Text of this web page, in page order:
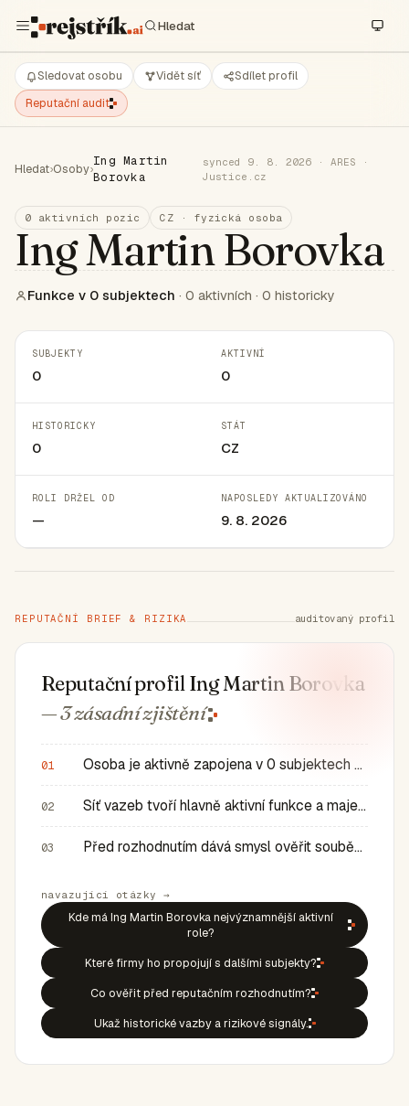
Sledovat osobu Vidět síť
Sdílet profil
Reputační audit
Hledat›Osoby›
Ing Martin
Borovka
synced 9. 8. 2026 · ARES ·
Justice.cz
0 aktivních pozic CZ · fyzická osoba
Ing Martin Borovka
Funkce v 0 subjektech · 0 aktivních · 0 historicky
SUBJEKTY
0
AKTIVNÍ
0
HISTORICKY
0
STÁT
CZ
ROLI DRŽEL OD
—
NAPOSLEDY AKTUALIZOVÁNO
9. 8. 2026
REPUTAČNÍ BRIEF & RIZIKA auditovaný profil
Reputační profil Ing Martin Borovka
— 3 zásadnízjištění
01 Osoba je aktivně zapojena v 0 subjektech a má 0 historic…
02 Síť vazeb tvoří hlavně aktivní funkce a majetkové role v…
03 Před rozhodnutím dává smysl ověřit souběh rolí, historic…
navazující otázky →
Kde má Ing Martin Borovka nejvýznamnější aktivní
role?
Které firmy ho propojují s dalšími subjekty?
Co ověřit před reputačním rozhodnutím?
Ukaž historické vazby a rizikové signály.